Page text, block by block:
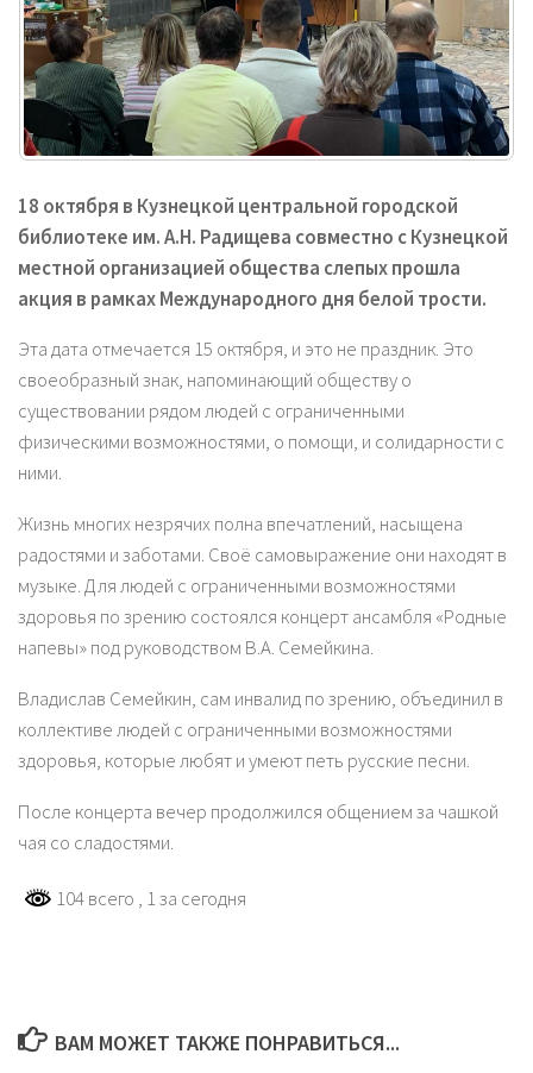
18 октября в Кузнецкой центральной городской
библиотеке им. А.Н. Радищева совместно с Кузнецкой
местной организацией общества слепых прошла
акция в рамках Международного дня белой трости.
Эта дата отмечается 15 октября, и это не праздник. Это
своеобразный знак, напоминающий обществу о
существовании рядом людей с ограниченными
физическими возможностями, о помощи, и солидарности с
ними.
Жизнь многих незрячих полна впечатлений, насыщена
радостями и заботами. Своё самовыражение они находят в
музыке. Для людей с ограниченными возможностями
здоровья по зрению состоялся концерт ансамбля «Родные
напевы» под руководством В.А. Семейкина.
Владислав Семейкин, сам инвалид по зрению, объединил в
коллективе людей с ограниченными возможностями
здоровья, которые любят и умеют петь русские песни.
После концерта вечер продолжился общением за чашкой
чая со сладостями.
104 всего , 1 за сегодня
ВАМ МОЖЕТ ТАКЖЕ ПОНРАВИТЬСЯ...